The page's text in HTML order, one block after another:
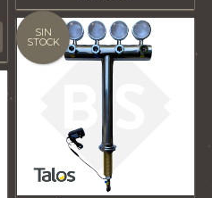
SIN
STOCK